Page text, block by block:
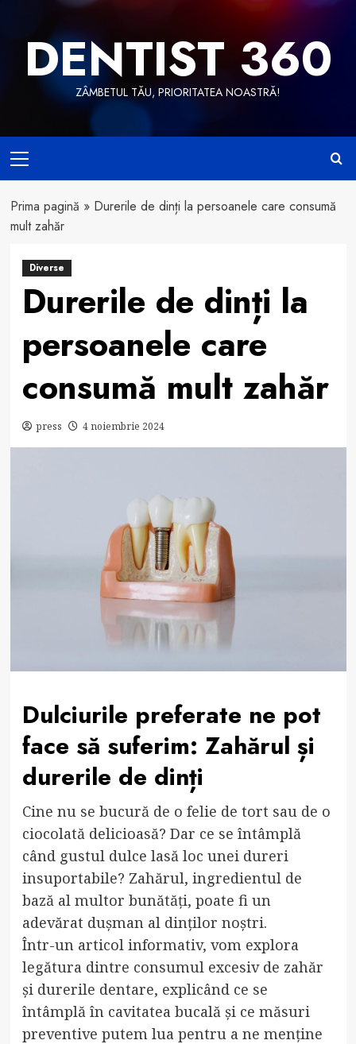
contentDENTIST 360
ZÂMBETUL TĂU, PRIORITATEA NOASTRĂ!
Menu
Prima pagină » Durerile de dinți la persoanele care consumă
mult zahăr
Diverse
Durerile de dinți la
persoanele care
consumă mult zahăr
press 4 noiembrie 2024
Dulciurile preferate ne pot
face să suferim: Zahărul și
durerile de dinți
Cine nu se bucură de o felie de tort sau de o
ciocolată delicioasă? Dar ce se întâmplă
când gustul dulce lasă loc unei dureri
insuportabile? Zahărul, ingredientul de
bază al multor bunătăți, poate fi un
adevărat dușman al dinților noștri.
Într-un articol informativ, vom explora
legătura dintre consumul excesiv de zahăr
și durerile dentare, explicând ce se
întâmplă în cavitatea bucală și ce măsuri
preventive putem lua pentru a ne menține